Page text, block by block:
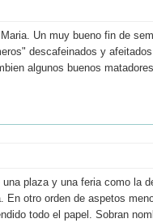
Un muy bueno fin de
descafeinados y
algunos buenos
una plaza y una feria como la
En otro orden de aspetos
todo el papel. Sobran